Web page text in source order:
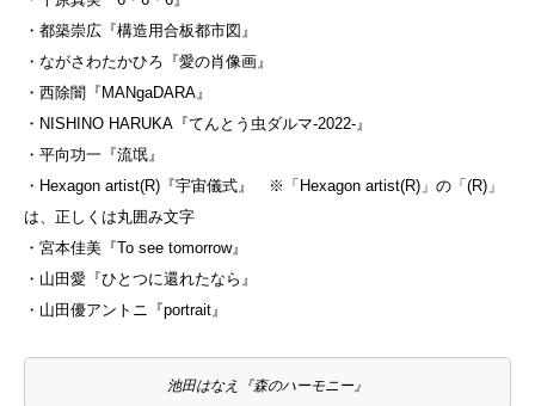
・都築崇広『構造用合板都市図』
・ながさわたかひろ『愛の肖像画』
・西除闇『MANgaDARA』
・NISHINO HARUKA『てんとう虫ダルマ-2022-』
・平向功一『流氓』
・Hexagon artist(R)『宇宙儀式』 ※「Hexagon artist(R)」の「(R)」
は、正しくは丸囲み文字
・宮本佳美『To see tomorrow』
・山田愛『ひとつに還れたなら』
・山田優アントニ『portrait』
池田はなえ『森のハーモニー』